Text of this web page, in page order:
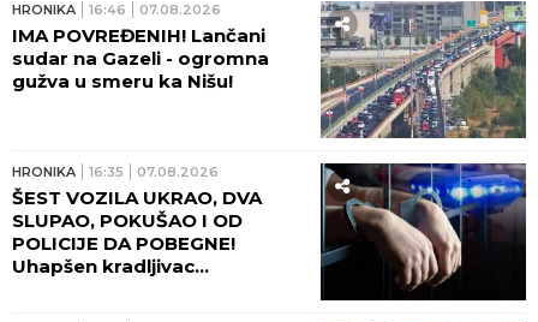
HRONIKA 16:46 07.08.2026
IMA POVREĐENIH! Lančani
sudar na Gazeli - ogromna
gužva u smeru ka Nišu!
HRONIKA 16:35 07.08.2026
ŠEST VOZILA UKRAO, DVA
SLUPAO, POKUŠAO I OD
POLICIJE DA POBEGNE!
Uhapšen kradljivac